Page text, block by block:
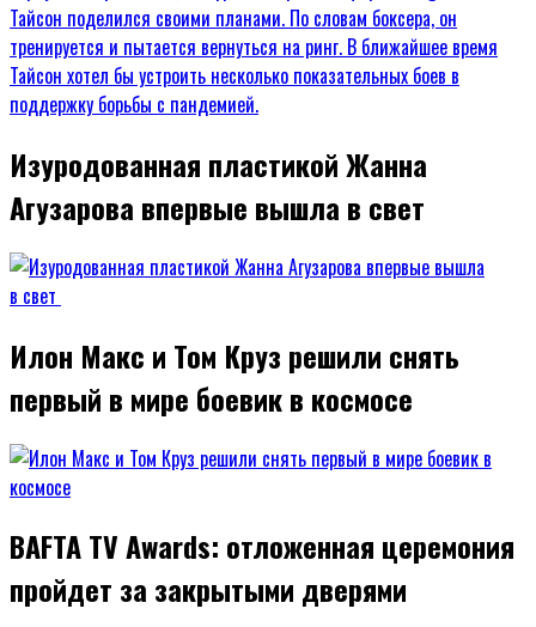
Изуродованная пластикой Жанна
Агузарова впервые вышла в свет
Илон Макс и Том Круз решили снять
первый в мире боевик в космосе
BAFTA TV Awards: отложенная церемония
пройдет за закрытыми дверями